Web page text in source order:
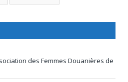
des Femmes Douanières de